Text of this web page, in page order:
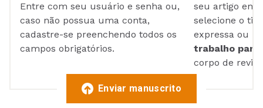
Entre com seu usuário e senha ou,
caso não possua uma conta,
cadastre-se preenchendo todos os
campos obrigatórios.
seu artigo em
selecione o
expressa ou
trabalho para
corpo de
Enviar manuscrito